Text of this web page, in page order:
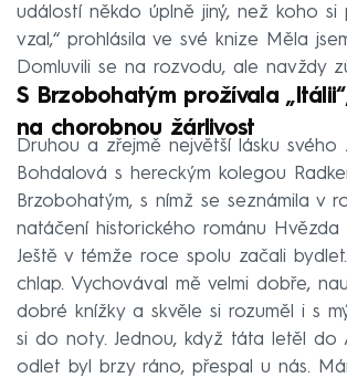
událostí někdo úplně jiný, než koho si
vzal,“ prohlásila ve své knize Měla
Domluvili se na rozvodu, ale navždy
S Brzobohatým prožívala
na chorobnou žárlivost
Druhou a zřejmě největší lásku svého
Bohdalová s hereckým kolegou
Brzobohatým, s nímž se seznámila v
natáčení historického románu Hvězda
Ještě v témže roce spolu začali
chlap. Vychovával mě velmi dobře,
dobré knížky a skvěle si rozuměl i s
si do noty. Jednou, když táta letěl do
odlet byl brzy ráno, přespal u nás.